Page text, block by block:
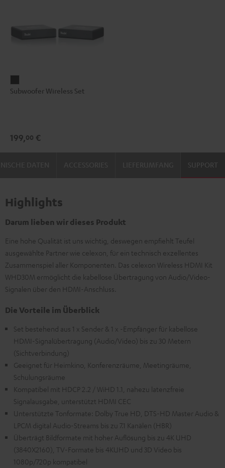
Wireless
Subwoofer Wireless Set
199,00 €
SUPPORT
Highlights
Darum lieben wir dieses Produkt
Eine hohe Qualität ist uns wichtig, deswegen empfiehlt Teufel
ausgewählte Partner wie celexon, für ein technisch exzellentes
Zusammenspiel aller Komponenten. Das celexon Wireless HDMI Kit
WHD30M ermöglicht die kabellose Übertragung von Audio/Video-
Signalen über den HDMI-Anschluss.
Die Vorteile im Überblick
Set bestehend aus 1 x Sender & 1 x -Empfänger für kabellose
HDMI-Signalübertragung (Audio/Video) bis zu 30 Metern
(Sichtverbindung)
Geeignet für Heimkino, Konferenzräume, Meetingräume,
Schulungsräume
Kompatibel mit HDCP 2.2 / WiHD 1.1, nahezu latenzfreie
Signalausgabe, unterstützt HDMI CEC
Unterstützte Tonformate: Dolby True HD, DTS-HD Master Audio &
LPCM digital Audio-Streams bis zu 7.1 Kanälen (HBR)
Überträgt Bildformate mit hoher Auflösung bis zu 4K UHD
(3840X2160), TV-Formate bis 4KUHD und 3D Video bis
1080p/720p kompatibel